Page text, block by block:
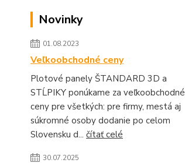
Novinky
01.08.2023
Veľkoobchodné ceny
Plotové panely ŠTANDARD 3D a
STĹPIKY ponúkame za veľkoobchodné
ceny pre všetkých: pre firmy, mestá aj
súkromné osoby dodanie po celom
Slovensku d... čítať celé
30.07.2025